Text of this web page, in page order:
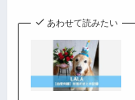
あわせて読みたい